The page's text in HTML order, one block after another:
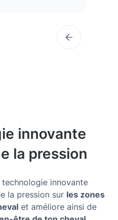
innovante
la pression
innovante
la pression sur les zones
et améliore ainsi de